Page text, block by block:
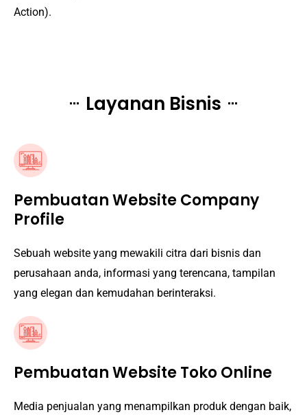
Action).
Layanan Bisnis
Pembuatan Website Company
Profile
Sebuah website yang mewakili citra dari bisnis dan
perusahaan anda, informasi yang terencana, tampilan
yang elegan dan kemudahan berinteraksi.
Pembuatan Website Toko Online
Media penjualan yang menampilkan produk dengan baik,